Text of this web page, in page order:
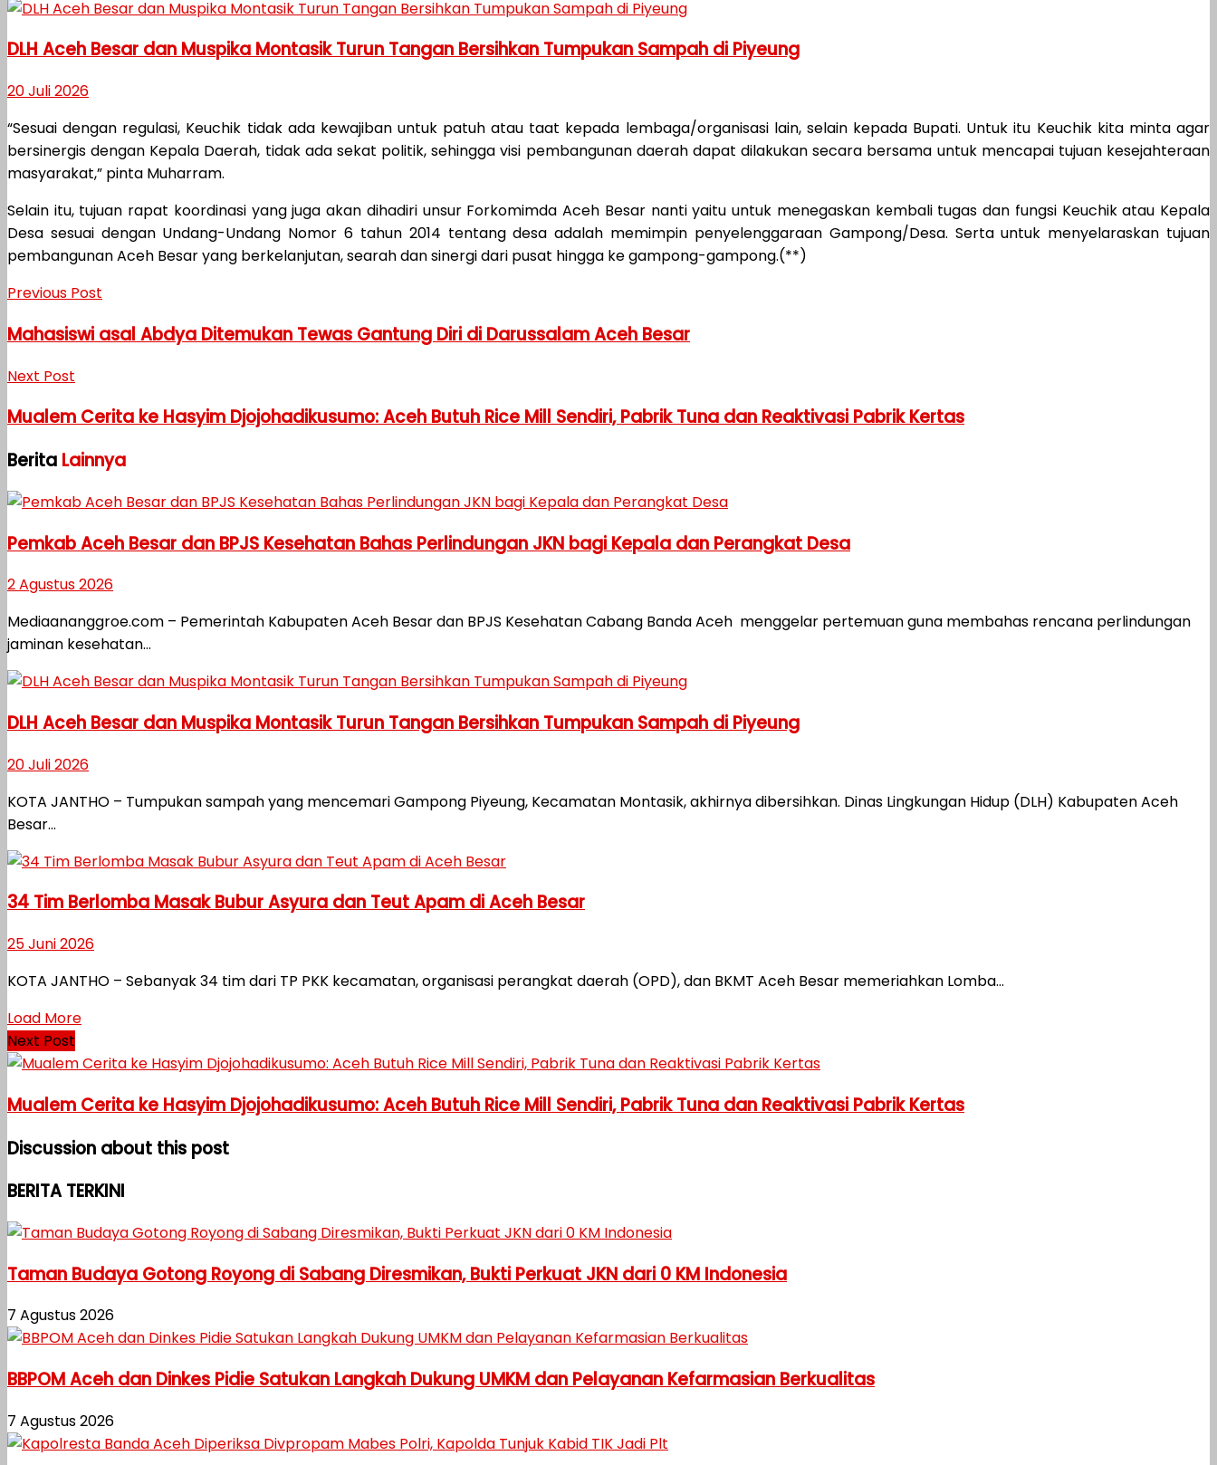
DLH Aceh Besar dan Muspika Montasik Turun Tangan Bersihkan Tumpukan Sampah di Piyeung
20 Juli 2026
“Sesuai dengan regulasi, Keuchik tidak ada kewajiban untuk patuh atau taat kepada lembaga/organisasi lain, selain kepada Bupati. Untuk itu Keuchik kita minta agar
bersinergis dengan Kepala Daerah, tidak ada sekat politik, sehingga visi pembangunan daerah dapat dilakukan secara bersama untuk mencapai tujuan kesejahteraan
masyarakat,” pinta Muharram.
Selain itu, tujuan rapat koordinasi yang juga akan dihadiri unsur Forkomimda Aceh Besar nanti yaitu untuk menegaskan kembali tugas dan fungsi Keuchik atau Kepala
Desa sesuai dengan Undang-Undang Nomor 6 tahun 2014 tentang desa adalah memimpin penyelenggaraan Gampong/Desa. Serta untuk menyelaraskan tujuan
pembangunan Aceh Besar yang berkelanjutan, searah dan sinergi dari pusat hingga ke gampong-gampong.(**)
Previous Post
Mahasiswi asal Abdya Ditemukan Tewas Gantung Diri di Darussalam Aceh Besar
Next Post
Mualem Cerita ke Hasyim Djojohadikusumo: Aceh Butuh Rice Mill Sendiri, Pabrik Tuna dan Reaktivasi Pabrik Kertas
Berita Lainnya
Pemkab Aceh Besar dan BPJS Kesehatan Bahas Perlindungan JKN bagi Kepala dan Perangkat Desa
2 Agustus 2026
Mediaananggroe.com – Pemerintah Kabupaten Aceh Besar dan BPJS Kesehatan Cabang Banda Aceh menggelar pertemuan guna membahas rencana perlindungan
jaminan kesehatan...
DLH Aceh Besar dan Muspika Montasik Turun Tangan Bersihkan Tumpukan Sampah di Piyeung
20 Juli 2026
KOTA JANTHO – Tumpukan sampah yang mencemari Gampong Piyeung, Kecamatan Montasik, akhirnya dibersihkan. Dinas Lingkungan Hidup (DLH) Kabupaten Aceh
Besar...
34 Tim Berlomba Masak Bubur Asyura dan Teut Apam di Aceh Besar
25 Juni 2026
KOTA JANTHO – Sebanyak 34 tim dari TP PKK kecamatan, organisasi perangkat daerah (OPD), dan BKMT Aceh Besar memeriahkan Lomba...
Load More
Next Post
Mualem Cerita ke Hasyim Djojohadikusumo: Aceh Butuh Rice Mill Sendiri, Pabrik Tuna dan Reaktivasi Pabrik Kertas
Discussion about this post
BERITA TERKINI
Taman Budaya Gotong Royong di Sabang Diresmikan, Bukti Perkuat JKN dari 0 KM Indonesia
7 Agustus 2026
BBPOM Aceh dan Dinkes Pidie Satukan Langkah Dukung UMKM dan Pelayanan Kefarmasian Berkualitas
7 Agustus 2026